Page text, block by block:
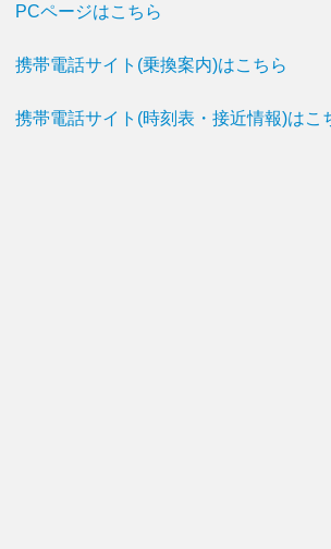
PCページはこちら
携帯電話サイト(乗換案内)はこちら
携帯電話サイト(時刻表・接近情報)はこ